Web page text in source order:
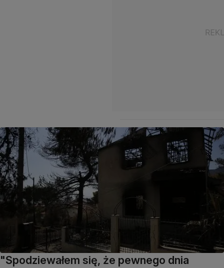
"Spodziewałem się, że pewnego dnia